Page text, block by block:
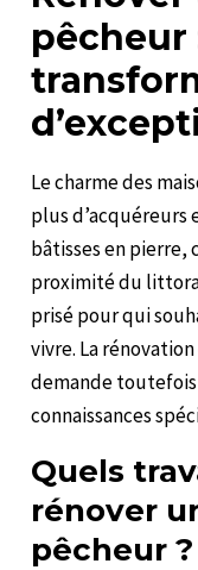
Le charme des
plus d’acquéreurs
bâtisses en pierre,
proximité du
prisé pour qui
vivre. La
demande
connaissances
Quels
rénover
pêcheur ?